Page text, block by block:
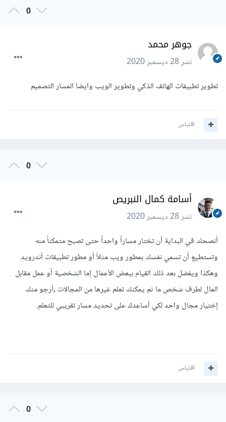
0
جوهر محمد
نشر28 ديسمبر 2020
تطوير تطبيقات الهاتف الذكي وتطوير الويب وايضا المسار التصميم
اقتباس
0
أسامة كمال النبريص
نشر28 ديسمبر 2020
أنصحك في البداية أن تختار مساراً واحداً حتى تصبح متمكناً منه
وتستطيع أن تسمي نفسك بمطور ويب مثلاً أو مطور تطبيقات أندرويد
وهكذا ويفضل بعد ذلك القيام ببعض الأعمال إما الشخصية أو عمل مقابل
المال لطرف شخص ما ثم يمكنك تعلم غيرها من المجالات ,أرجو منك
إختيار مجال واحد لكي أساعدك على تحديد مسار تقريبي للتعلم.
اقتباس
0